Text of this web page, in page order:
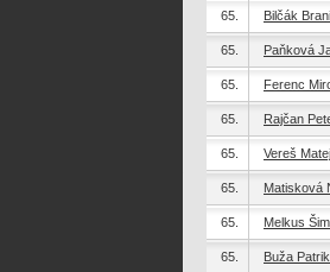
65. Bilčák
65. Paňková
65. Ferenc
65. Rajčan
65. Vereš Matej
65. Matisková
65. Melkus
65. Buža Patrik